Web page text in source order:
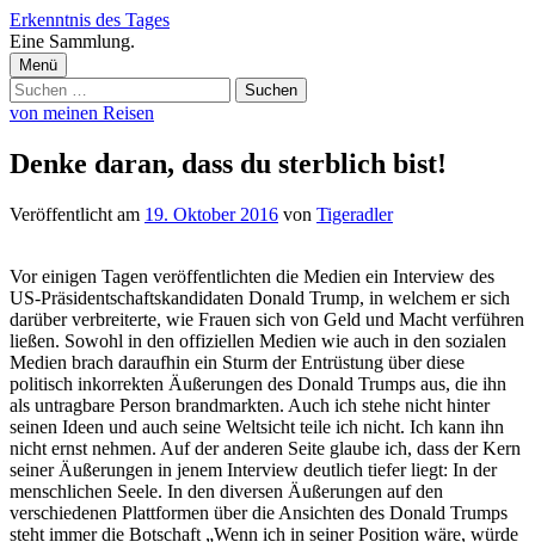
Zum
Inhalt
überspringen
Erkenntnis des Tages
Eine Sammlung.
Menü
Suchen
nach:
von meinen Reisen
Denke daran, dass du sterblich bist!
Veröffentlicht am 19. Oktober 2016 von Tigeradler
Vor einigen Tagen veröffentlichten die Medien ein Interview des
US-Präsidentschaftskandidaten Donald Trump, in welchem er sich
darüber verbreiterte, wie Frauen sich von Geld und Macht verführen
ließen. Sowohl in den offiziellen Medien wie auch in den sozialen
Medien brach daraufhin ein Sturm der Entrüstung über diese
politisch inkorrekten Äußerungen des Donald Trumps aus, die ihn
als untragbare Person brandmarkten. Auch ich stehe nicht hinter
seinen Ideen und auch seine Weltsicht teile ich nicht. Ich kann ihn
nicht ernst nehmen. Auf der anderen Seite glaube ich, dass der Kern
seiner Äußerungen in jenem Interview deutlich tiefer liegt: In der
menschlichen Seele. In den diversen Äußerungen auf den
verschiedenen Plattformen über die Ansichten des Donald Trumps
steht immer die Botschaft „Wenn ich in seiner Position wäre, würde